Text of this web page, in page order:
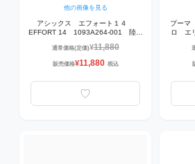
他の画像を見る
アシックス エフォート１４
EFFORT 14 1093A264-001 陸上
通常価格(定価)¥11,880
販売価格¥11,880 税込
プーマ
ロ エ